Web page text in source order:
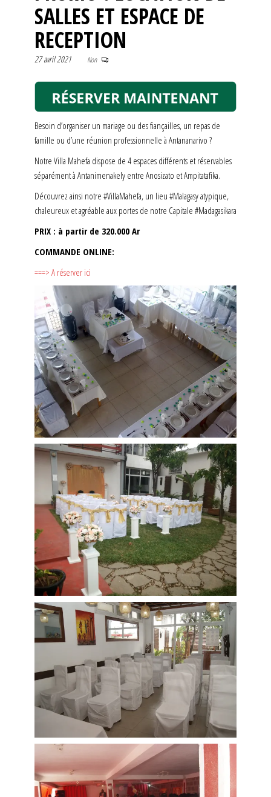
SALLES ET ESPACE DE
RECEPTION
27 avril 2021 Non
Besoin d’organiser un mariage ou des fiançailles, un repas de
famille ou d’une réunion professionnelle à Antananarivo ?
Notre Villa Mahefa dispose de 4 espaces différents et réservables
séparément à Antanimenakely entre Anosizato et Ampitatafika.
Découvrez ainsi notre #VillaMahefa, un lieu #Malagasy atypique,
chaleureux et agréable aux portes de notre Capitale #Madagasikara
PRIX : à partir de 320.000 Ar
COMMANDE ONLINE:
===> A réserver ici